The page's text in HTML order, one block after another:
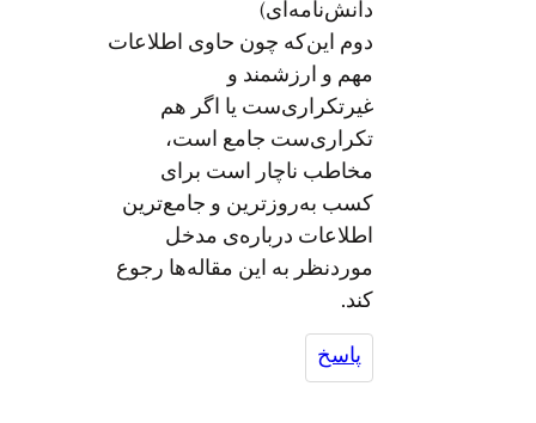
دانش‌نامه‌ای)
دوم این‌که چون حاوی اطلاعات
مهم و ارزشمند و
غیرتکراری‌ست یا اگر هم
تکراری‌ست جامع است،
مخاطب ناچار است برای
کسب به‌روزترین و جامع‌ترین
اطلاعات درباره‌ی مدخل
موردنظر به این مقاله‌ها رجوع
کند.
پاسخ